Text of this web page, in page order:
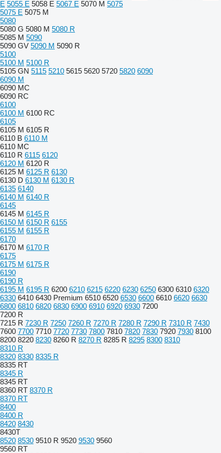
E 5055 E 5058 E 5067 E 5070 M 5075
5075 E 5075 M
5080
5080 G 5080 M 5080 R
5085 M 5090
5090 GV 5090 M 5090 R
5100
5100 M 5100 R
5105 GN 5115 5210 5615 5620 5720 5820 6090
6090 M
6090 MC
6090 RC
6100
6100 M 6100 RC
6105
6105 M 6105 R
6110 B 6110 M
6110 MC
6110 R 6115 6120
6120 M 6120 R
6125 M 6125 R 6130
6130 D 6130 M 6130 R
6135 6140
6140 M 6140 R
6145
6145 M 6145 R
6150 M 6150 R 6155
6155 M 6155 R
6170
6170 M 6170 R
6175
6175 M 6175 R
6190
6190 R
6195 M 6195 R 6200 6210 6215 6220 6230 6250 6300 6310 6320
6330 6410 6430 Premium 6510 6520 6530 6600 6610 6620 6630
6800 6810 6820 6830 6900 6910 6920 6930 7200
7200 R
7215 R 7230 R 7250 7260 R 7270 R 7280 R 7290 R 7310 R 7430
7600 7700 7710 7720 7730 7800 7810 7820 7830 7920 7930 8100
8200 8220 8230 8260 R 8270 R 8285 R 8295 8300 8310
8310 R
8320 8330 8335 R
8335 RT
8345 R
8345 RT
8360 RT 8370 R
8370 RT
8400
8400 R
8420 8430
8430T
8520 8530 9510 R 9520 9530 9560
9560 RT